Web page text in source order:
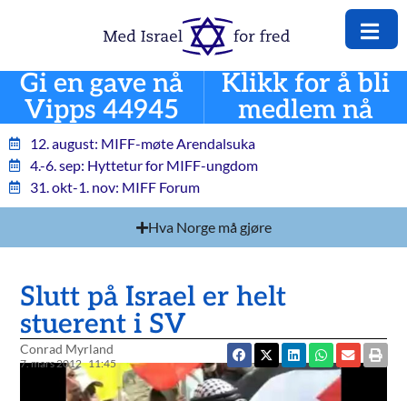
Gi en gave nå
Vipps 44945
Klikk for å bli
medlem nå
12. august: MIFF-møte Arendalsuka
4.-6. sep: Hyttetur for MIFF-ungdom
31. okt-1. nov: MIFF Forum
Hva Norge må gjøre
Slutt på Israel er helt
stuerent i SV
Conrad Myrland
7. mars 2012 11:45